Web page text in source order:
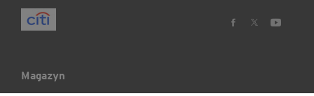
Magazyn